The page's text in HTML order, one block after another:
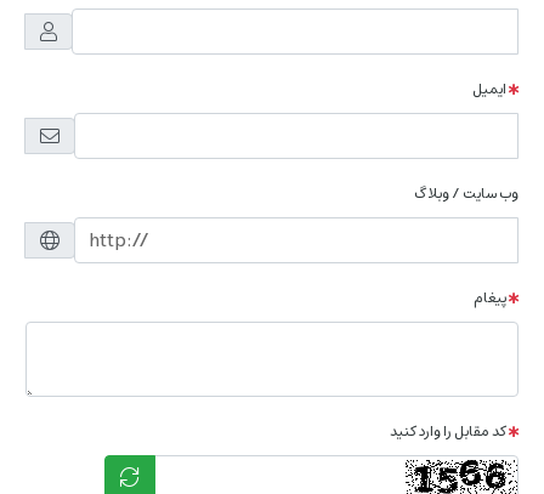
ایمیل
وب سایت / وبلاگ
پیغام
کد مقابل را وارد کنید